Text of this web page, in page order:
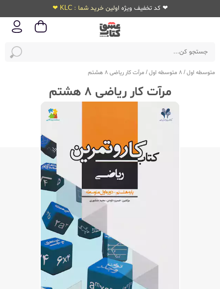
❤ کد تخفیف ویژه اولین خرید شما : KLC ❤
متوسطه اول/8 متوسطه اول / مرآت کار ریاضی 8 هشتم
مرآت کار ریاضی 8 هشتم